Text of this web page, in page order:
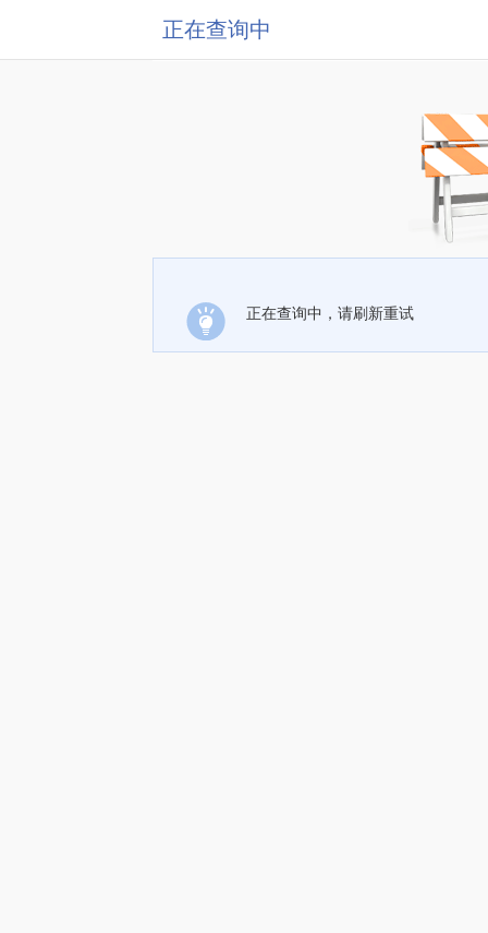
正在查询中
正在查询中，请刷新重试